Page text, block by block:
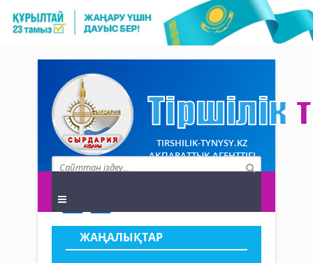
TIRSHILIK-TYNYSY.KZ
АҚПАРАТТЫҚ АГЕНТТІГІ
ЖАҢАЛЫҚТАР